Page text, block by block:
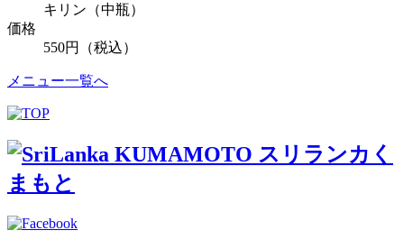
キリン（中瓶）
価格
550円（税込）
メニュー一覧へ